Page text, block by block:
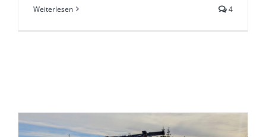
Weiterlesen 4